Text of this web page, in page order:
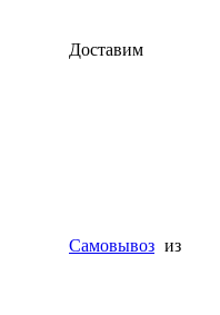
Доставим
Самовывоз из